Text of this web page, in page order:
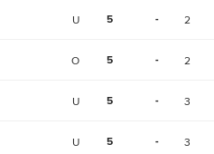
U 5 - 2
O 5 - 2
U 5 - 3
U 5 - 3